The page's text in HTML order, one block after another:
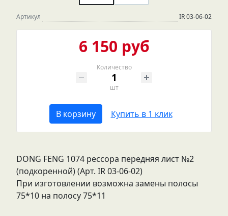
Артикул IR 03-06-02
6 150 руб
Количество
шт
В корзину Купить в 1 клик
DONG FENG 1074 рессора передняя лист №2
(подкоренной) (Арт. IR 03-06-02)
При изготовлении возможна замены полосы
75*10 на полосу 75*11